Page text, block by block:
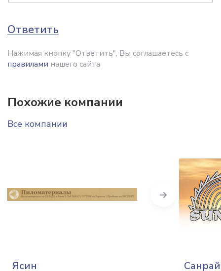
Ответить
Нажимая кнопку "Ответить", Вы соглашаетесь с
правилами нашего сайта
Похожие компании
Все компании
Ясин
Next